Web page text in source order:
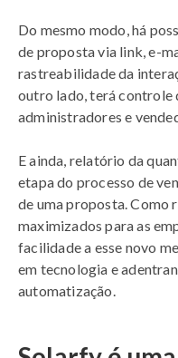
Do mesmo modo, há
de proposta via link, e-
rastreabilidade da
outro lado, terá controle
administradores e
E ainda, relatório da
etapa do processo de
de uma proposta. Como
maximizados para as
facilidade a esse novo
em tecnologia e
automatização.